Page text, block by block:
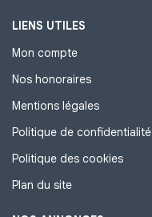
LIENS UTILES
Mon compte
Nos honoraires
Mentions légales
Politique de confidentialité
Politique des cookies
Plan du site